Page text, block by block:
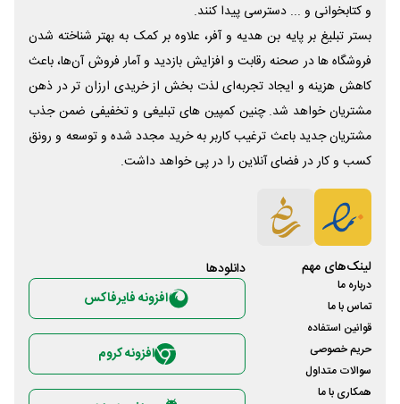
و کتابخوانی و ... دسترسی پیدا کنند.
بستر تبلیغ بر پایه بن هدیه و آفر، علاوه بر کمک به بهتر شناخته شدن
فروشگاه ها در صحنه رقابت و افزایش بازدید و آمار فروش آن‌ها، باعث
کاهش هزینه و ایجاد تجربه‌ای لذت بخش از خریدی ارزان تر در ذهن
مشتریان خواهد شد. چنین کمپین های تبلیغی و تخفیفی ضمن جذب
مشتریان جدید باعث ترغیب کاربر به خرید مجدد شده و توسعه و رونق
کسب و کار در فضای آنلاین را در پی خواهد داشت.
لینک‌های مهم
درباره ما
تماس با ما
قوانین استفاده
حریم خصوصی
سوالات متداول
همکاری با ما
دانلود‌ها
افزونه فایرفاکس
افزونه کروم